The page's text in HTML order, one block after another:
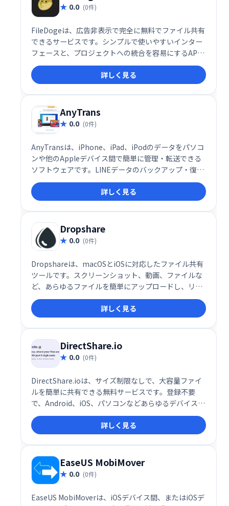
0.0 (0件)
FileDogeは、広告非表示で完全に無料でファイル共有
できるサービスです。シンプルで使いやすいインター
フェースと、プロジェクトへの統合を容易にするAPI
を提供しています。手軽にファイルを共有したい個人
や、API連携によるシステム構築を検討する開発者に
も最適です。
詳しく見る
AnyTrans
0.0 (0件)
AnyTransは、iPhone、iPad、iPodのデータをパソコ
ンや他のAppleデバイス間で簡単に管理・転送できる
ソフトウェアです。LINEデータのバックアップ・復
元、HEICファイル変換、着信音作成など、多彩な機能
を搭載。直感的な操作性で、専門知識がなくてもスム
ーズに利用できます。データの同期を気にせず、自由
にデバイス間でデータのやり取りを実現します。
詳しく見る
Dropshare
0.0 (0件)
Dropshareは、macOSとiOSに対応したファイル共有
ツールです。スクリーンショット、動画、ファイルな
ど、あらゆるファイルを簡単にアップロードし、リン
クで瞬時に共有できます。一般的なストレージサービ
スやセルフホストソリューションにも対応。スムーズ
なファイル共有を実現します。
詳しく見る
DirectShare.io
0.0 (0件)
DirectShare.ioは、サイズ制限なしで、大容量ファイ
ルを簡単に共有できる無料サービスです。登録不要
で、Android、iOS、パソコンなどあらゆるデバイスに
対応。迅速かつ手軽にファイルを共有できます。
詳しく見る
EaseUS MobiMover
0.0 (0件)
EaseUS MobiMoverは、iOSデバイス間、またはiOSデ